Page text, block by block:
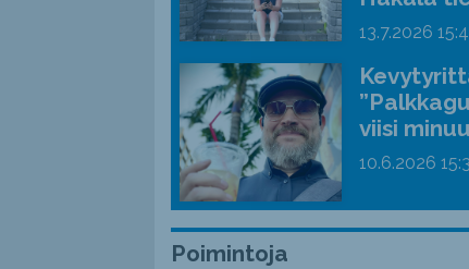
13.7.2026
viisi
10.6.2026
Poimintoja